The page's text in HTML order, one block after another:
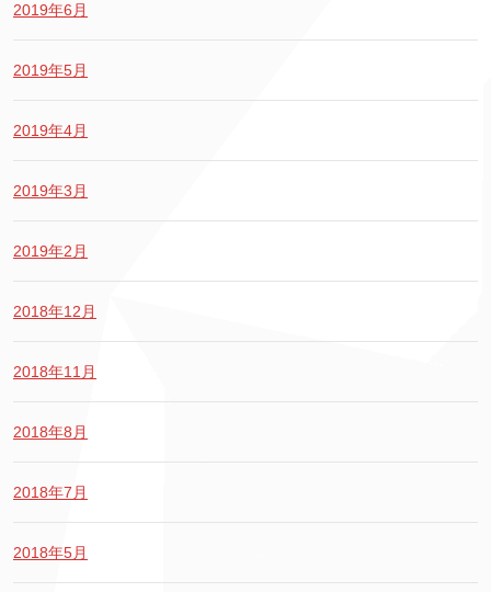
2019年6月
2019年5月
2019年4月
2019年3月
2019年2月
2018年12月
2018年11月
2018年8月
2018年7月
2018年5月